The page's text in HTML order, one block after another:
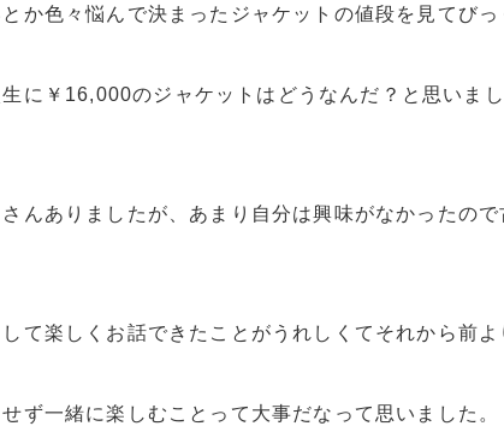
か色々悩んで決まったジャケットの値段を見てび
に￥16,000のジャケットはどうなんだ？と思いま
んありましたが、あまり自分は興味がなかったの
て楽しくお話できたことがうれしくてそれから前
ず一緒に楽しむことって大事だなって思いました。